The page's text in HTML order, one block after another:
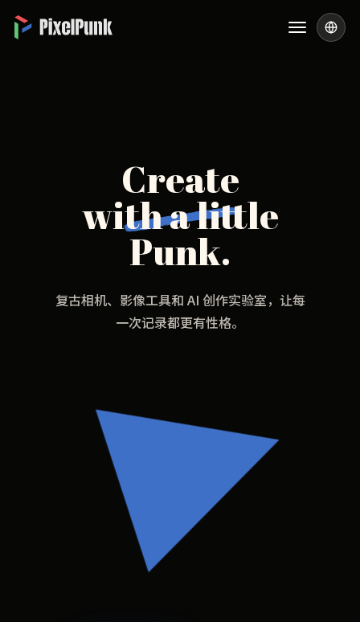
Create
with a little
Punk.
复古相机、影像工具和 AI 创作实验室，让每
一次记录都更有性格。